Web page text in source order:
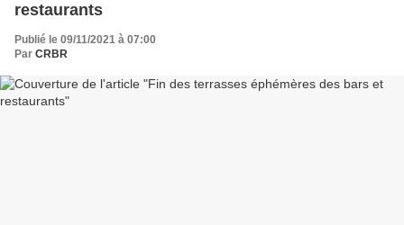
restaurants
Publié le 09/11/2021 à 07:00
Par CRBR